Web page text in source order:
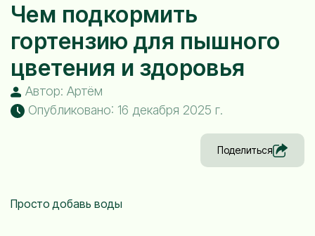
Чем подкормить
гортензию для пышного
цветения и здоровья
Автор: Артём
Опубликовано: 16 декабря 2025 г.
Поделиться
Просто добавь воды